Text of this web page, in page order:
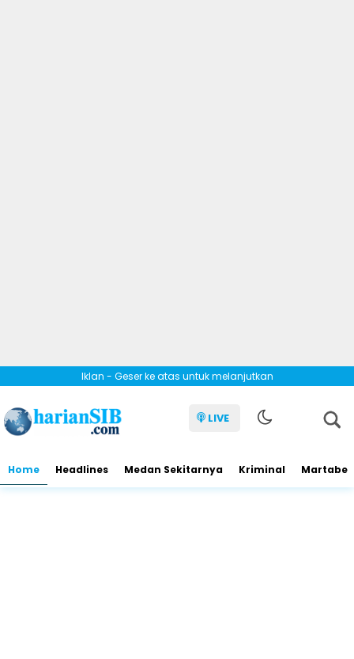
Iklan - Geser ke atas untuk melanjutkan
LIVE
Home Headlines Medan Sekitarnya Kriminal Martabe